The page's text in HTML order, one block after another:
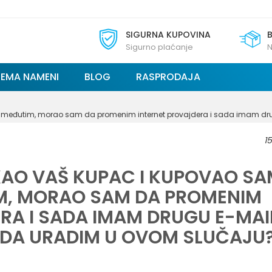
SIGURNA KUPOVINA
Sigurno plaćanje
NAMENI BLOG RASPRODAJA
morao sam da promenim internet provajdera i sada imam
VAŠ KUPAC I KUPOVAO
MORAO SAM DA PROMENIM
I SADA IMAM DRUGU E-
URADIM U OVOM